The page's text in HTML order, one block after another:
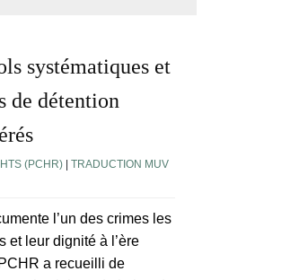
systématiques et
de détention
(PCHR)
TRADUCTION MUV
l’un des crimes les
et leur dignité à l’ère
a recueilli de